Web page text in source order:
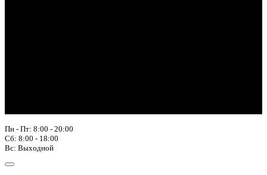
Пн - Пт: 8:00 - 20:00
Сб: 8:00 - 18:00
Вс: Выходной